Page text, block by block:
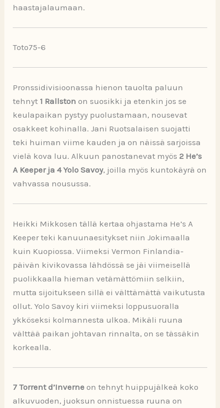
haastajalaumaan.
Toto75-6
Pronssidivisioonassa hienon tauolta paluun
tehnyt 1 Rallston on suosikki ja etenkin jos se
keulapaikan pystyy puolustamaan, nousevat
osakkeet kohinalla. Jani Ruotsalaisen suojatti
teki huiman viime kauden ja on näissä sarjoissa
vielä kova luu. Alkuun panostanevat myös2 He’s
A Keeper ja 4 Yolo Savoy, joilla myös kuntokäyrä on
vahvassa nousussa.
Heikki Mikkosen tällä kertaa ohjastama He’s A
Keeper teki kanuunaesitykset niin Jokimaalla
kuin Kuopiossa. Viimeksi Vermon Finlandia-
päivän kivikovassa lähdössä se jäi viimeisellä
puolikkaalla hieman vetämättömiin selkiin,
mutta sijoitukseen sillä ei välttämättä vaikutusta
ollut. Yolo Savoy kiri viimeksi loppusuoralla
ykköseksi kolmannesta ulkoa. Mikäli ruuna
välttää paikan johtavan rinnalta, on se tässäkin
korkealla.
7 Torrent d’Inverne on tehnyt huippujälkeä koko
alkuvuoden, juoksun onnistuessa ruuna on